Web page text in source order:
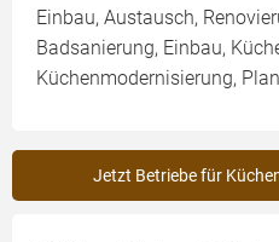
Einbau, Austausch,
Badsanierung, Einbau,
Küchenmodernisierung,
Jetzt Betriebe für